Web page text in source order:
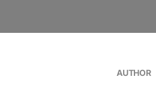
AUTHOR